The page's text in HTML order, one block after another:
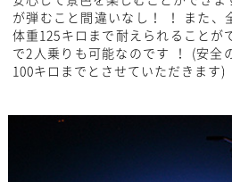
が弾むこと間違いなし！ ！ また、
体重125キロまで耐えられることが
で2人乗りも可能なのです ！ (安全
100キロまでとさせていただきます)